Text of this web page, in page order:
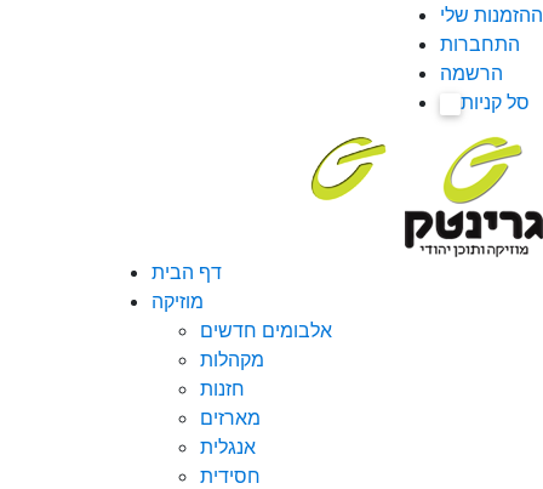
ההזמנות שלי
התחברות
הרשמה
סל קניות
דף הבית
מוזיקה
אלבומים חדשים
מקהלות
חזנות
מארזים
אנגלית
חסידית